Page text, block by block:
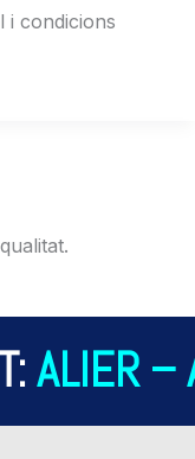
i condicions
–